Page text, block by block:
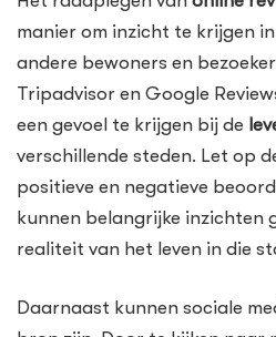
manier om inzicht te krijgen
andere bewoners en
Tripadvisor en Google
een gevoel te krijgen bij de
verschillende steden. Let op
positieve en negatieve
kunnen belangrijke inzichten
realiteit van het leven in die
Daarnaast kunnen sociale